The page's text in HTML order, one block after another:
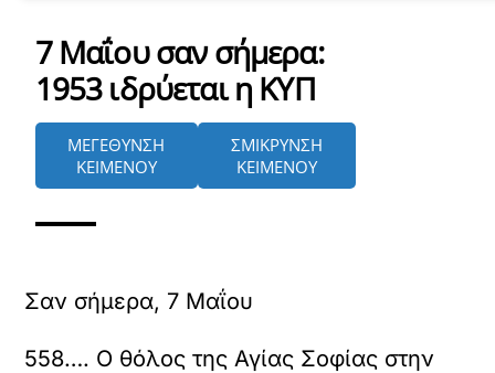
7 Μαΐου σαν σήμερα:
1953 ιδρύεται η ΚΥΠ
ΜΕΓΕΘΥΝΣΗ
ΚΕΙΜΕΝΟΥ
ΣΜΙΚΡΥΝΣΗ
ΚΕΙΜΕΝΟΥ
Σαν σήμερα, 7 Μαΐου
558…. Ο θόλος της Αγίας Σοφίας στην